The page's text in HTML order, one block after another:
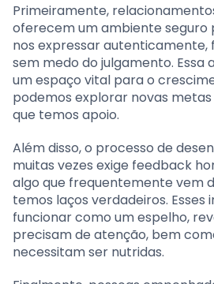
Primeiramente,
oferecem um ambiente seguro
nos expressar
sem medo do julgamento.
um espaço vital para o
podemos explorar novas metas
que temos apoio.
Além disso, o processo de
muitas vezes exige feedback
algo que frequentemente vem
temos laços verdadeiros. Esses
funcionar como um espelho,
precisam de atenção, bem
necessitam ser nutridas.